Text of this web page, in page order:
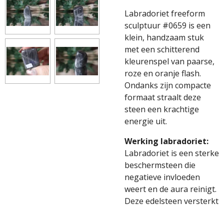
Labradoriet freeform
sculptuur #0659 is een
klein, handzaam stuk
met een schitterend
kleurenspel van paarse,
roze en oranje flash.
Ondanks zijn compacte
formaat straalt deze
steen een krachtige
energie uit.
Werking labradoriet:
Labradoriet is een sterke
beschermsteen die
negatieve invloeden
weert en de aura reinigt.
Deze edelsteen versterkt